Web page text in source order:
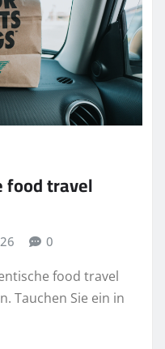
food travel
0
food travel
Tauchen Sie ein in